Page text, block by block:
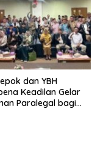
dan YBH
Keadilan Gelar
Paralegal bagi